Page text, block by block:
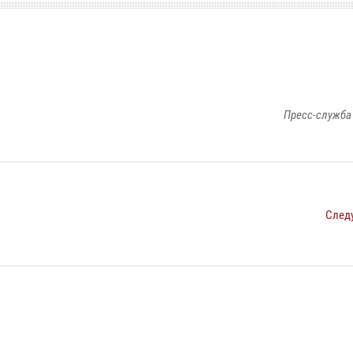
Пресс-служба